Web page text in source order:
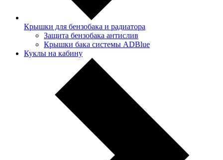
Крышки для бензобака и радиатора
Защита бензобака антислив
Крышки бака системы ADBlue
Куклы на кабину